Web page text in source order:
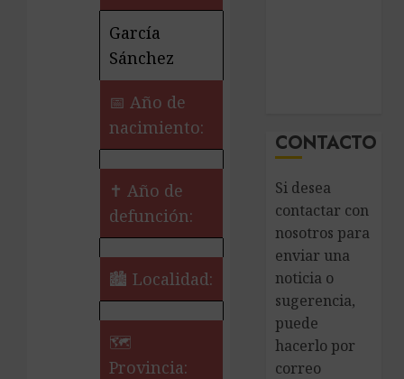
García
Sánchez
📅 Año de
nacimiento:
✝ Año de
defunción:
🏙️ Localidad:
🗺
Provincia:
CONTACTO
Si desea
contactar con
nosotros para
enviar una
noticia o
sugerencia,
puede
hacerlo por
correo